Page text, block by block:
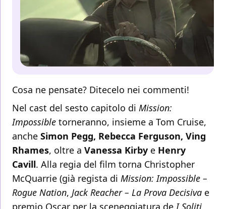
Cosa ne pensate? Ditecelo nei commenti!
Nel cast del sesto capitolo di Mission:
Impossible torneranno, insieme a Tom Cruise,
anche Simon Pegg, Rebecca Ferguson, Ving
Rhames, oltre a Vanessa Kirby e Henry
Cavill. Alla regia del film torna Christopher
McQuarrie (già regista di Mission: Impossible –
Rogue Nation, Jack Reacher – La Prova Decisiva e